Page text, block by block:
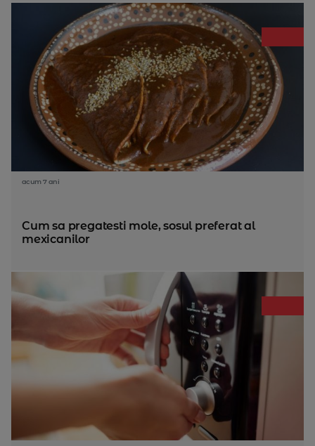
acum 7 ani
Cum sa pregatesti mole, sosul preferat al
mexicanilor